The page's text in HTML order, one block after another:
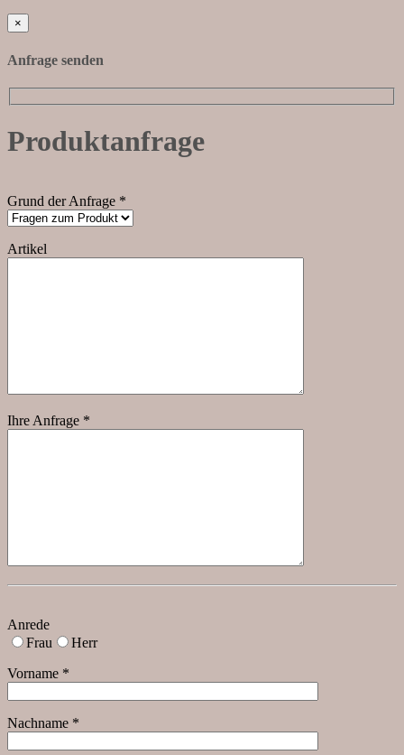
×
Anfrage senden
Produktanfrage
Grund der Anfrage *
Artikel
Ihre Anfrage *
Anrede
Frau
Herr
Vorname *
Nachname *